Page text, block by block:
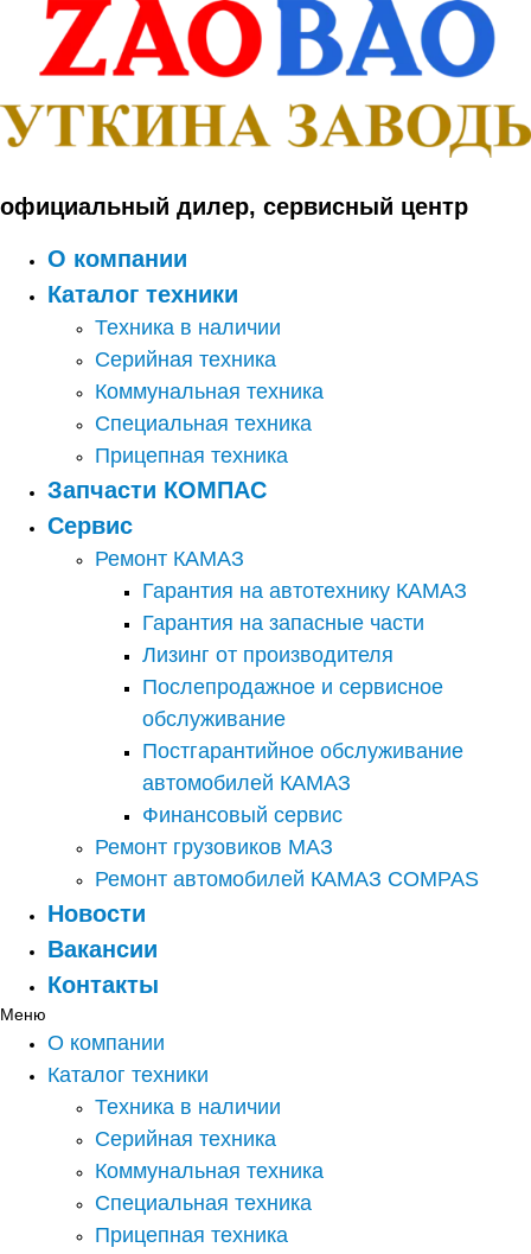
Перейти
содержимому
официальный дилер, сервисный центр
О компании
Каталог техники
Техника в наличии
Серийная техника
Коммунальная техника
Специальная техника
Прицепная техника
Запчасти КОМПАС
Сервис
Ремонт КАМАЗ
Гарантия на автотехнику КАМАЗ
Гарантия на запасные части
Лизинг от производителя
Послепродажное и сервисное
обслуживание
Постгарантийное обслуживание
автомобилей КАМАЗ
Финансовый сервис
Ремонт грузовиков МАЗ
Ремонт автомобилей КАМАЗ COMPAS
Новости
Вакансии
Контакты
Меню
О компании
Каталог техники
Техника в наличии
Серийная техника
Коммунальная техника
Специальная техника
Прицепная техника